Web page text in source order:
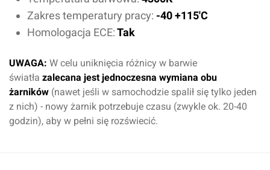
Zakres temperatury pracy: -40 +115'C
Homologacja ECE:Tak
UWAGA: W celu uniknięcia różnicy w barwie
światła zalecana jest jednoczesna wymiana obu
żarników (nawet jeśli w samochodzie spalił się tylko jeden
z nich) - nowy żarnik potrzebuje czasu (zwykle ok. 20-40
godzin), aby w pełni się rozświecić.
Oceń produkt
Przyznaj ocenę: